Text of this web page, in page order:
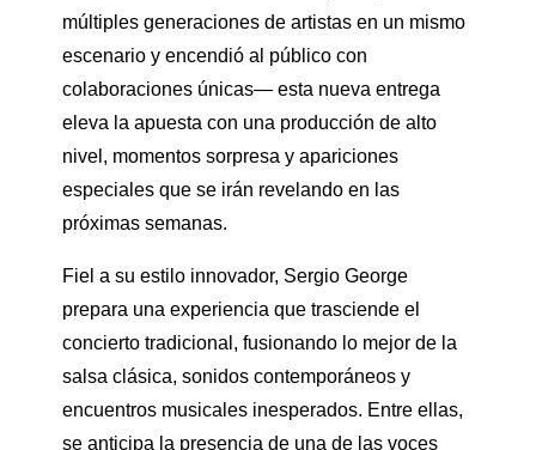
múltiples generaciones de artistas en un mismo
escenario y encendió al público con
colaboraciones únicas— esta nueva entrega
eleva la apuesta con una producción de alto
nivel, momentos sorpresa y apariciones
especiales que se irán revelando en las
próximas semanas.
Fiel a su estilo innovador, Sergio George
prepara una experiencia que trasciende el
concierto tradicional, fusionando lo mejor de la
salsa clásica, sonidos contemporáneos y
encuentros musicales inesperados. Entre ellas,
se anticipa la presencia de una de las voces